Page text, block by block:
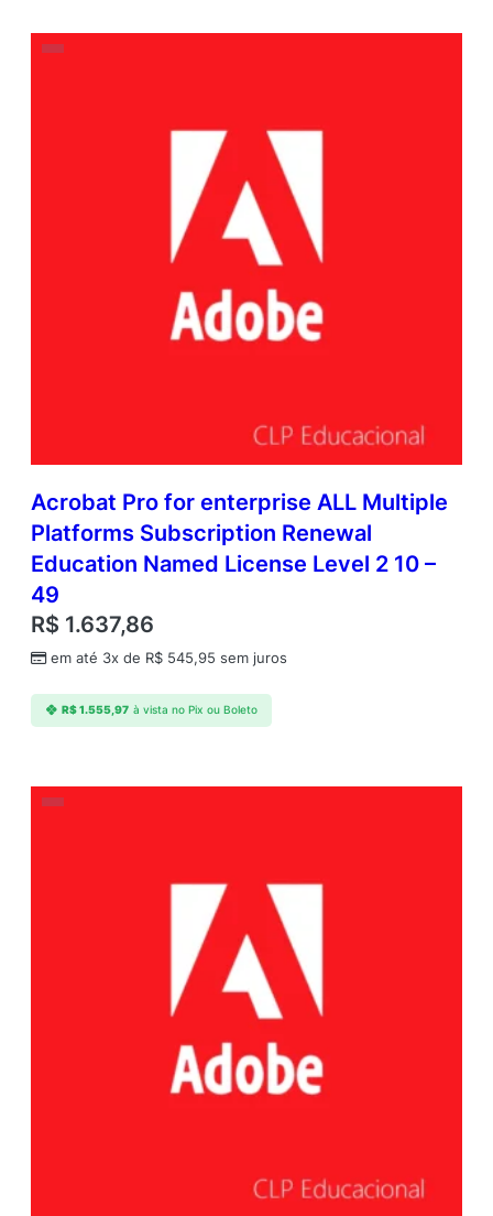
Acrobat Pro for enterprise ALL Multiple
Platforms Subscription Renewal
Education Named License Level 2 10 –
49
R$ 1.637,86
em até 3x de R$ 545,95 sem juros
R$1.555,97 à vista no Pix ou Boleto